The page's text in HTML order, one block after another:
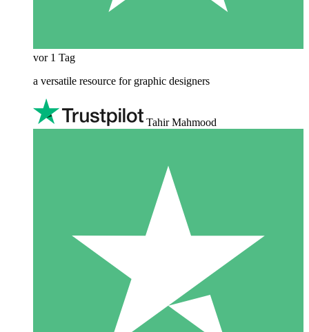
vor 1 Tag
a versatile resource for graphic designers
Tahir Mahmood